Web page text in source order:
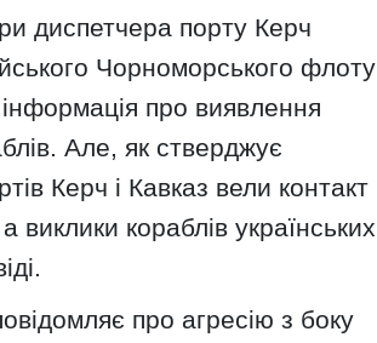
диспетчера порту Керч
Чорноморського флоту
про виявлення
Але, як стверджує
Керч і Кавказ вели контакт
кораблів українських
про агресію з боку